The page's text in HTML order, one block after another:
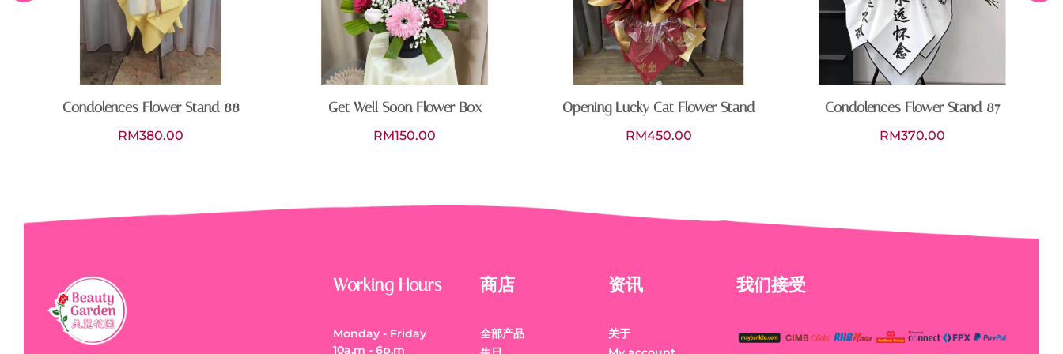
Condolences Flower Stand 88
RM380.00
Get Well Soon Flower Box
RM150.00
Opening Lucky Cat Flower Stand
RM450.00
Condolences Flower Stand 87
RM370.00
Working Hours
Monday - Friday
10a.m - 6p.m
商店
全部产品
资讯
关于
我们接受